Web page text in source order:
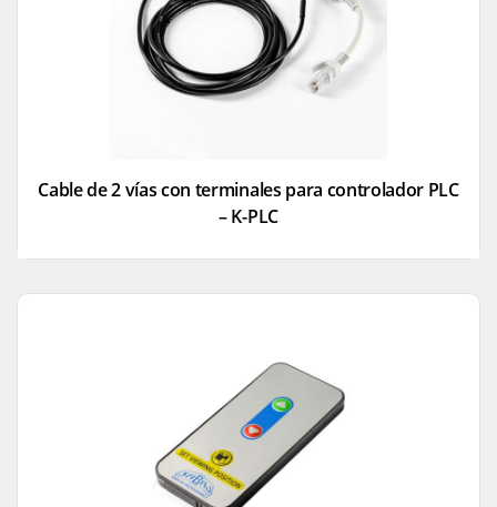
Cable de 2 vías con terminales para controlador PLC
– K-PLC